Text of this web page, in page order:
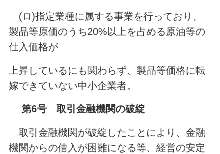
(ロ)指定業種に属する事業を行っており、
製品等原価のうち20%以上を占める原油等の
仕入価格が
上昇しているにも関わらず、製品等価格に転
嫁できていない中小企業者。
第6号 取引金融機関の破綻
取引金融機関が破綻したことにより、金融
機関からの借入が困難になる等、経営の安定